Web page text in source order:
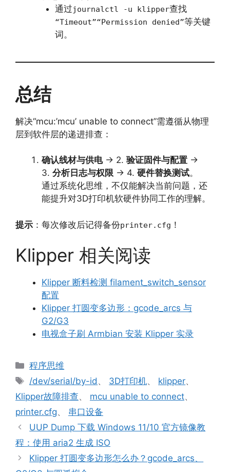
通过journalctl -u klipper查找
“Timeout”“Permission denied”等关键
词。
总结
解决“mcu:’mcu’ unable to connect”需遵循从物理
层到软件层的递进排查：
确认线材与供电→ 2. 验证固件与配置 →
3. 分析日志与权限 → 4. 硬件替换测试。
通过系统化思维，不仅能解决当前问题，还
能提升对3D打印机软硬件协同工作的理解。
提示 ：每次修改后记得备份printer.cfg ！
Klipper 相关阅读
Klipper 断料检测 filament_switch_sensor
配置
Klipper 打圆变多边形：gcode_arcs 与
G2/G3
电视盒子刷 Armbian 安装 Klipper 实录
分
类
程序思维
标
签
/dev/serial/by-id 、 3D打印机、 klipper、
Klipper故障排查、 mcu unable to connect、
printer.cfg、 串口设备
UUP Dump 下载 Windows 11/10 官方镜像教
程：使用 aria2 生成 ISO
Klipper 打圆变多边形怎么办？gcode_arcs、